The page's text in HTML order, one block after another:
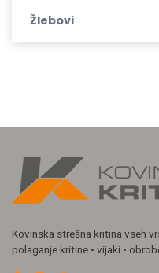
Žlebovi
Kovinska strešna kritina vseh
polaganje kritine • vijaki •